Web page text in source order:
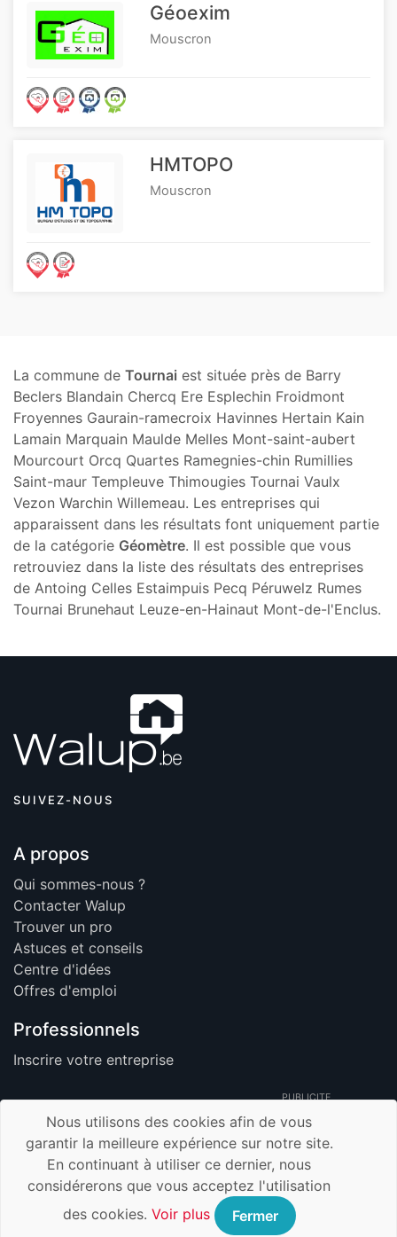
Géoexim
Mouscron
HMTOPO
Mouscron
La commune de Tournai est située près de Barry
Beclers Blandain Chercq Ere Esplechin Froidmont
Froyennes Gaurain-ramecroix Havinnes Hertain Kain
Lamain Marquain Maulde Melles Mont-saint-aubert
Mourcourt Orcq Quartes Ramegnies-chin Rumillies
Saint-maur Templeuve Thimougies Tournai Vaulx
Vezon Warchin Willemeau. Les entreprises qui
apparaissent dans les résultats font uniquement partie
de la catégorie Géomètre. Il est possible que vous
retrouviez dans la liste des résultats des entreprises
de Antoing Celles Estaimpuis Pecq Péruwelz Rumes
Tournai Brunehaut Leuze-en-Hainaut Mont-de-l'Enclus.
SUIVEZ-NOUS
A propos
Qui sommes-nous ?
Contacter Walup
Trouver un pro
Astuces et conseils
Centre d'idées
Offres d'emploi
Professionnels
Inscrire votre entreprise
PUBLICITE
© 2026 Walup.be - Tous Droits Réservés -
Membre de TrustUp.be
Mentions légales
Nous utilisons des cookies afin de vous
garantir la meilleure expérience sur notre site.
En continuant à utiliser ce dernier, nous
considérerons que vous acceptez l'utilisation
des cookies. Voir plus Fermer